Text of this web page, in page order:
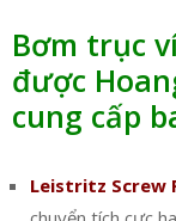
Bơm trục
được
cung cấp
Leistritz Screw